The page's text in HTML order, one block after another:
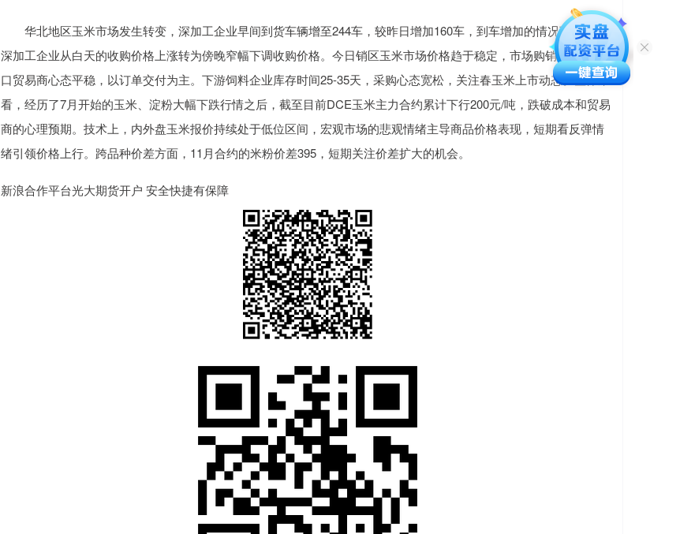
华北地区玉米市场发生转变，深加工企业早间到货车辆增至244车，较昨日增加160车，到车增加的情况下，部分
深加工企业从白天的收购价格上涨转为傍晚窄幅下调收购价格。今日销区玉米市场价格趋于稳定，市场购销平淡，港
口贸易商心态平稳，以订单交付为主。下游饲料企业库存时间25-35天，采购心态宽松，关注春玉米上市动态。整体来
看，经历了7月开始的玉米、淀粉大幅下跌行情之后，截至目前DCE玉米主力合约累计下行200元/吨，跌破成本和贸易
商的心理预期。技术上，内外盘玉米报价持续处于低位区间，宏观市场的悲观情绪主导商品价格表现，短期看反弹情
绪引领价格上行。跨品种价差方面，11月合约的米粉价差395，短期关注价差扩大的机会。
新浪合作平台光大期货开户 安全快捷有保障